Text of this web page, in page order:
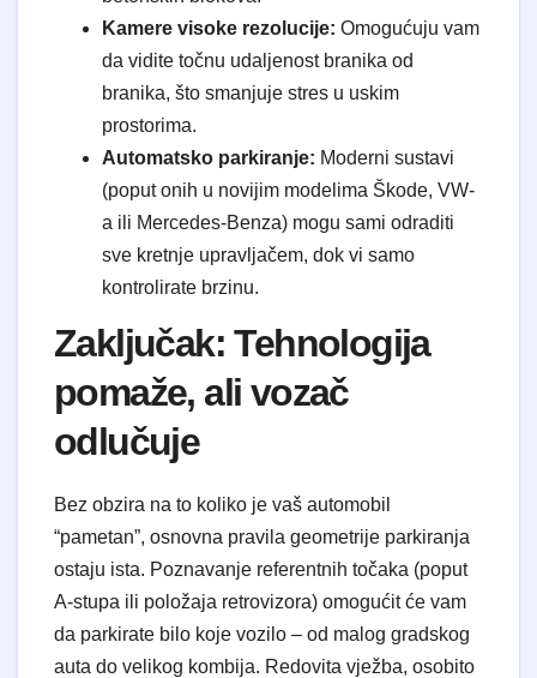
Kamere visoke rezolucije: Omogućuju vam
da vidite točnu udaljenost branika od
branika, što smanjuje stres u uskim
prostorima.
Automatsko parkiranje: Moderni sustavi
(poput onih u novijim modelima Škode, VW-
a ili Mercedes-Benza) mogu sami odraditi
sve kretnje upravljačem, dok vi samo
kontrolirate brzinu.
Zaključak: Tehnologija
pomaže, ali vozač
odlučuje
Bez obzira na to koliko je vaš automobil
“pametan”, osnovna pravila geometrije parkiranja
ostaju ista. Poznavanje referentnih točaka (poput
A-stupa ili položaja retrovizora) omogućit će vam
da parkirate bilo koje vozilo – od malog gradskog
auta do velikog kombija. Redovita vježba, osobito